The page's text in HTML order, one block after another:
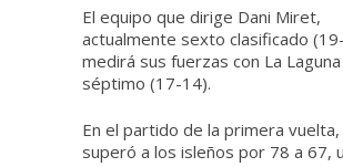
El equipo que dirige Dani Miret,
actualmente sexto clasificado
medirá sus fuerzas con La
séptimo (17-14).
En el partido de la primera vuelta,
superó a los isleños por 78 a 67,